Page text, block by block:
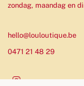
zondag, maandag en
hello@louloutique.be
0471 21 48 29
Instagram